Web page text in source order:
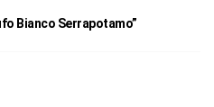
Bianco Serrapotamo”